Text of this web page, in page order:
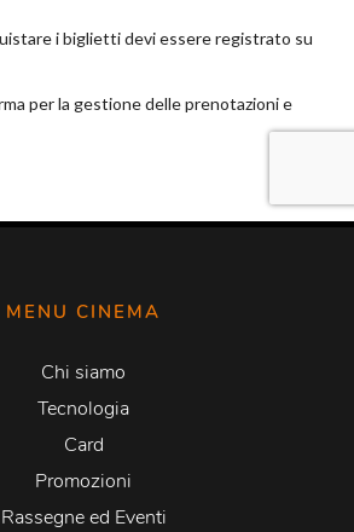
MENU CINEMA
Chi siamo
Tecnologia
Card
Promozioni
Rassegne ed Eventi